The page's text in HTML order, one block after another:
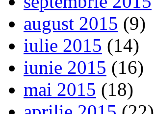
august 2015 (9)
iulie 2015 (14)
iunie 2015 (16)
mai 2015 (18)